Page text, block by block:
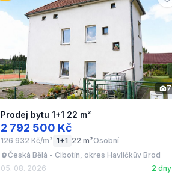
7
Prodej bytu 1+1 22 m²
2 792 500 Kč
126 932 Kč/m² 1+1 22 m²Osobní
Česká Bělá - Cibotín, okres Havlíčkův Brod
05. 08. 2026
2 dny